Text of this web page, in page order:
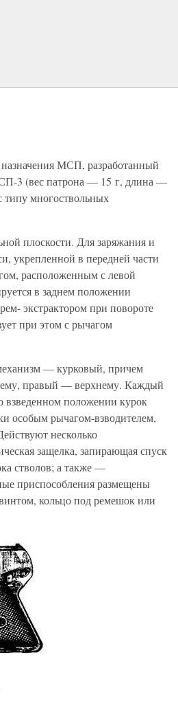
МСП, разработанный
3 (вес патрона — 15 г, длина —
многоствольных
плоскости. Для заряжания и
укрепленной в передней части
расположенным с левой
в заднем положении
экстрактором при повороте
при этом с рычагом
— курковый, причем
правый — верхнему. Каждый
положении курок
особым рычагом-взводителем,
несколько
защелка, запирающая спуск
стволов; а также —
приспособления размещены
кольцо под ремешок или